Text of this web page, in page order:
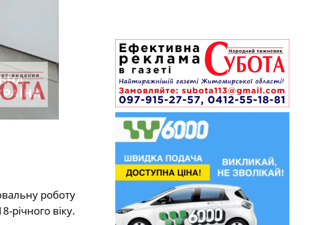
роботу
річного віку.